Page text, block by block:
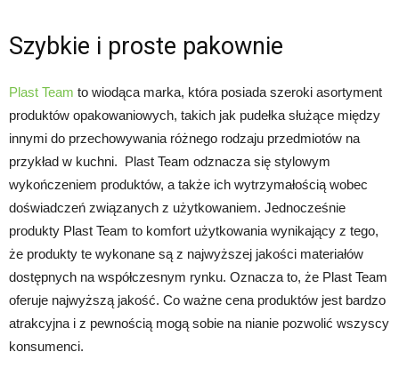
Szybkie i proste pakownie
Plast Team to wiodąca marka, która posiada szeroki asortyment
produktów opakowaniowych, takich jak pudełka służące między
innymi do przechowywania różnego rodzaju przedmiotów na
przykład w kuchni. Plast Team odznacza się stylowym
wykończeniem produktów, a także ich wytrzymałością wobec
doświadczeń związanych z użytkowaniem. Jednocześnie
produkty Plast Team to komfort użytkowania wynikający z tego,
że produkty te wykonane są z najwyższej jakości materiałów
dostępnych na współczesnym rynku. Oznacza to, że Plast Team
oferuje najwyższą jakość. Co ważne cena produktów jest bardzo
atrakcyjna i z pewnością mogą sobie na nianie pozwolić wszyscy
konsumenci.